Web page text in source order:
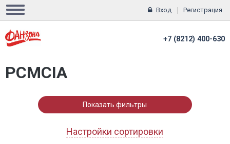
Вход Регистрация
+7 (8212) 400-630
PCMCIA
Показать фильтры
Настройки сортировки